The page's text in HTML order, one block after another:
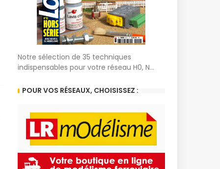
Notre sélection de 35 techniques
indispensables pour votre réseau H0, N...
POUR VOS RÉSEAUX, CHOISISSEZ :